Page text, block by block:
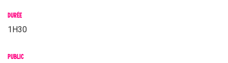
DURÉE
1H30
PUBLIC